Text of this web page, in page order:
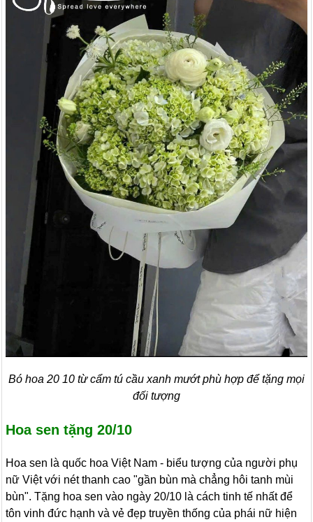
Bó hoa 20 10 từ cẩm tú cầu xanh mướt phù hợp để tặng mọi
đối tượng
Hoa sen tặng 20/10
Hoa sen là quốc hoa Việt Nam - biểu tượng của người phụ
nữ Việt với nét thanh cao "gần bùn mà chẳng hôi tanh mùi
bùn". Tặng hoa sen vào ngày 20/10 là cách tinh tế nhất để
tôn vinh đức hạnh và vẻ đẹp truyền thống của phái nữ hiện